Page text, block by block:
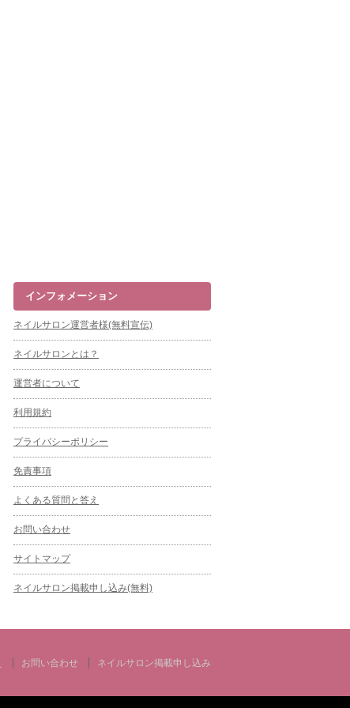
インフォメーション
ネイルサロン運営者様(無料宣伝)
ネイルサロンとは？
運営者について
利用規約
プライバシーポリシー
免責事項
よくある質問と答え
お問い合わせ
サイトマップ
ネイルサロン掲載申し込み(無料)
お問い合わせ ネイルサロン掲載申し込み